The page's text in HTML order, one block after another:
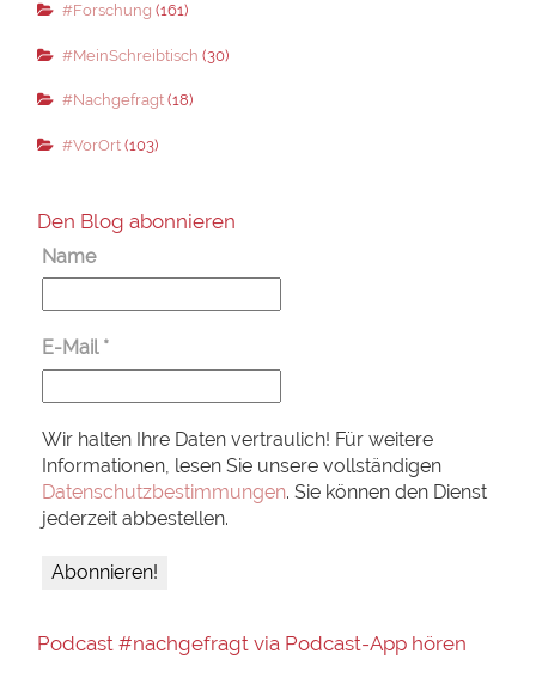
#Forschung (161)
#MeinSchreibtisch (30)
#Nachgefragt(18)
#VorOrt(103)
Den Blog abonnieren
Name
E-Mail *
Wir halten Ihre Daten vertraulich! Für weitere
Informationen, lesen Sie unsere vollständigen
Datenschutzbestimmungen. Sie können den Dienst
jederzeit abbestellen.
Podcast #nachgefragt via Podcast-App hören